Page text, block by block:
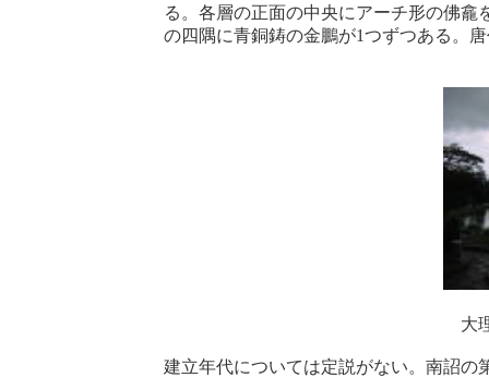
る。各層の正面の中央にアーチ形の佛
の四隅に青銅鋳の金鵬が1つずつある。
大理三
建立年代については定説がない。南詔の